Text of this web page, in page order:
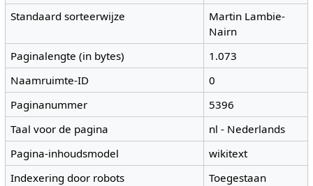
Standaard sorteerwijze
Martin Lambie-
Nairn
Paginalengte (in bytes)
1.073
Naamruimte-ID
0
Paginanummer
5396
Taal voor de pagina
nl - Nederlands
Pagina-inhoudsmodel
wikitext
Indexering door robots
Toegestaan